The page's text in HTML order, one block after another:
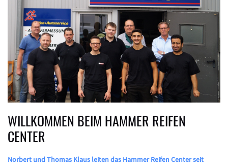
WILLKOMMEN BEIM HAMMER REIFEN
CENTER
Norbert und Thomas Klaus leiten das Hammer Reifen Center seit